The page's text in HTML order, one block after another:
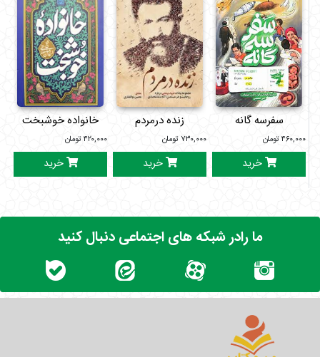
سفرسه گانه
۴۶۰,۰۰۰تومان
خرید
زنده درمردم
۷۳۰,۰۰۰ تومان
خرید
خانواده خوشبخت
۴۲۰,۰۰۰ تومان
خرید
ما رادر شبکه های اجتماعی دنبال کنید